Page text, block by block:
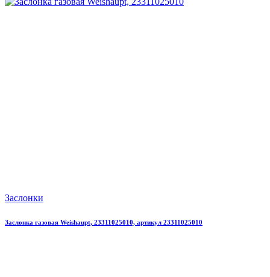
Заслонки
Заслонка газовая Weishaupt, 23311025010, артикул 23311025010